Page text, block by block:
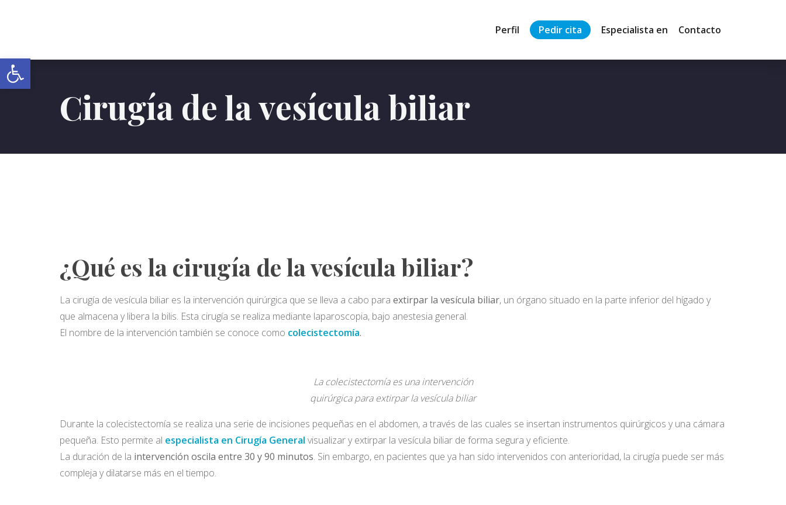
Abrir barra de herramientas
Perfil Pedir cita Especialista en Contacto
Cirugía de la vesícula biliar
¿Qué es la cirugía de la vesícula biliar?
La cirugía de vesícula biliar es la intervención quirúrgica que se lleva a cabo para extirpar la vesícula biliar, un órgano situado en la parte inferior del hígado y
que almacena y libera la bilis. Esta cirugía se realiza mediante laparoscopia, bajo anestesia general.
El nombre de la intervención también se conoce como colecistectomía.
La colecistectomía es una intervención
quirúrgica para extirpar la vesícula biliar
Durante la colecistectomía se realiza una serie de incisiones pequeñas en el abdomen, a través de las cuales se insertan instrumentos quirúrgicos y una cámara
pequeña. Esto permite al especialista en Cirugía General visualizar y extirpar la vesícula biliar de forma segura y eficiente.
La duración de la intervención oscila entre 30 y 90 minutos. Sin embargo, en pacientes que ya han sido intervenidos con anterioridad, la cirugía puede ser más
compleja y dilatarse más en el tiempo.